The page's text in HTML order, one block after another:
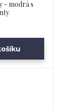
- modrá s